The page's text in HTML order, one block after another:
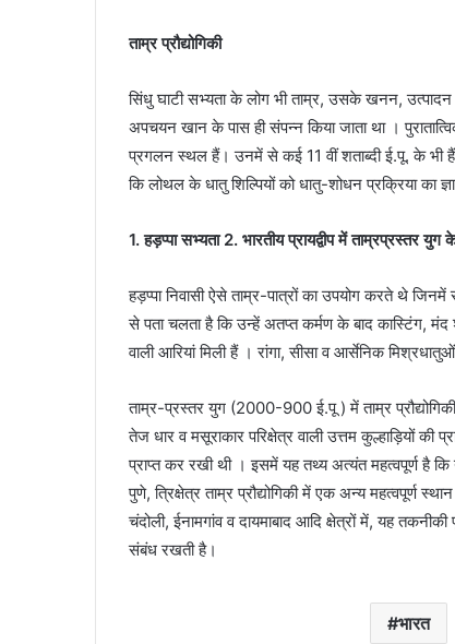
ताम्र प्रौद्योगिकी
सिंधु घाटी सभ्यता के लोग भी ताम्र, उसके खनन,
अपचयन खान के पास ही संपन्न किया जाता था ।
प्रगलन स्थल हैं। उनमें से कई 11 वीं शताब्दी ई.पू. के भी
कि लोथल के धातु शिल्पियों को धातु-शोधन प्रक्रिया का
1. हड़प्पा सभ्यता 2. भारतीय प्रायद्वीप में ताम्रप्रस्तर
हड़प्पा निवासी ऐसे ताम्र-पात्रों का उपयोग करते थे
से पता चलता है कि उन्हें अतप्त कर्मण के बाद कास्टिंग,
वाली आरियां मिली हैं । रांगा, सीसा व आर्सेनिक
ताम्र-प्रस्तर युग (2000-900 ई.पू ) में ताम्र
तेज धार व मसूराकार परिक्षेत्र वाली उत्तम कुल्हाड़ियों की
प्राप्त कर रखी थी । इसमें यह तथ्य अत्यंत महत्वपूर्ण है
पुणे, त्रिक्षेत्र ताम्र प्रौद्योगिकी में एक अन्य महत्वपूर्ण
चंदोली, ईनामगांव व दायमाबाद आदि क्षेत्रों में, यह
संबंध रखती है।
भारत